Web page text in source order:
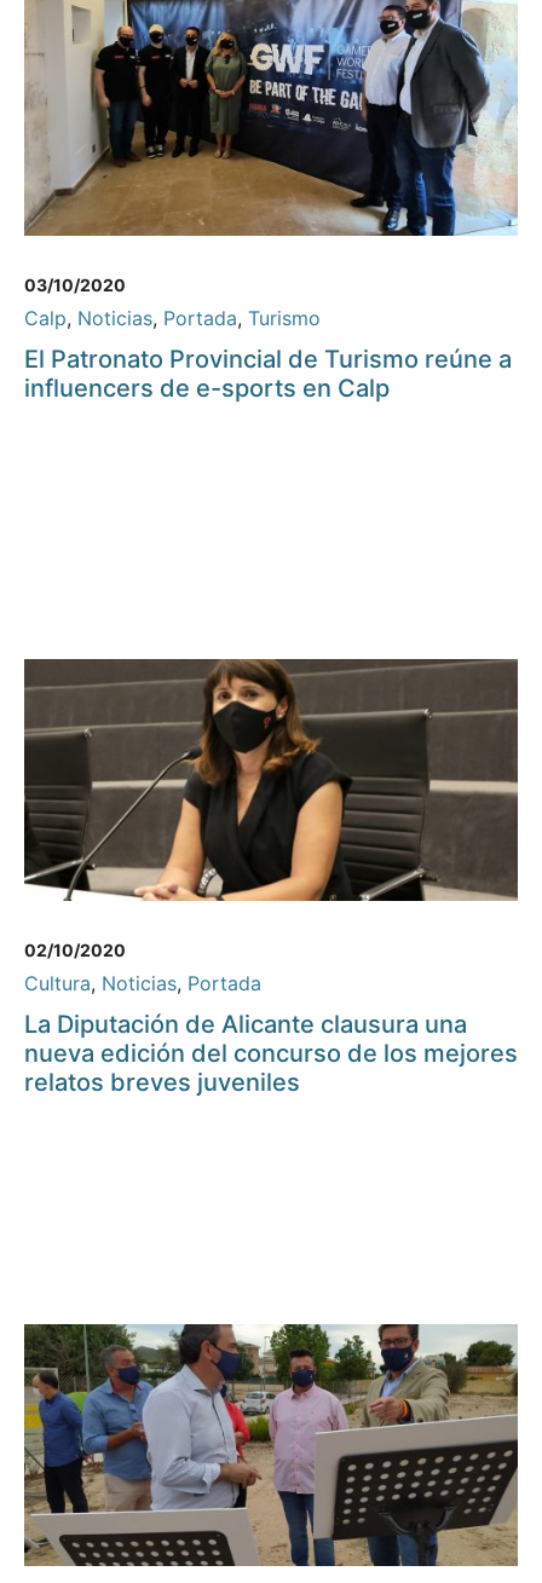
03/10/2020
Calp, Noticias, Portada, Turismo
El Patronato Provincial de Turismo reúne a
influencers de e-sports en Calp
02/10/2020
Cultura, Noticias, Portada
La Diputación de Alicante clausura una
nueva edición del concurso de los mejores
relatos breves juveniles